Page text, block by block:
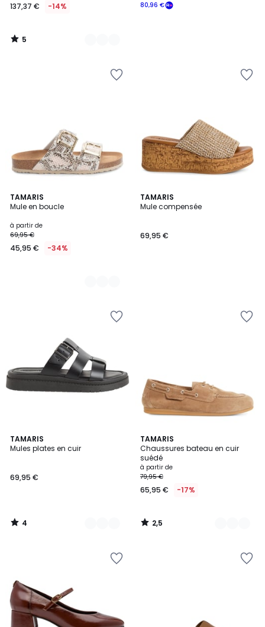
137,37 € -14%
5
/
80,96 €
TAMARIS
Mule en boucle
à partir de
69,95 €
45,95 € -34%
4
Couleurs
TAMARIS
Mule compensée
69,95 €
TAMARIS
Mules plates en cuir
69,95 €
4
/
2
Couleurs
4
/
TAMARIS
Chaussures bateau en cuir
suédé
à partir de
79,95 €
65,95 € -17%
2,5
/ 5
6
Couleurs
2,5
/